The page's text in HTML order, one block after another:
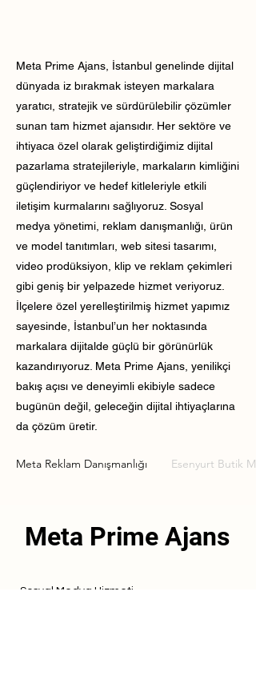
Meta Prime Ajans, İstanbul genelinde dijital
dünyada iz bırakmak isteyen markalara
yaratıcı, stratejik ve sürdürülebilir çözümler
sunan tam hizmet ajansıdır. Her sektöre ve
ihtiyaca özel olarak geliştirdiğimiz dijital
pazarlama stratejileriyle, markaların kimliğini
güçlendiriyor ve hedef kitleleriyle etkili
iletişim kurmalarını sağlıyoruz. Sosyal
medya yönetimi, reklam danışmanlığı, ürün
ve model tanıtımları, web sitesi tasarımı,
video prodüksiyon, klip ve reklam çekimleri
gibi geniş bir yelpazede hizmet veriyoruz.
İlçelere özel yerelleştirilmiş hizmet yapımız
sayesinde, İstanbul’un her noktasında
markalara dijitalde güçlü bir görünürlük
kazandırıyoruz. Meta Prime Ajans, yenilikçi
bakış açısı ve deneyimli ekibiyle sadece
bugünün değil, geleceğin dijital ihtiyaçlarına
da çözüm üretir.
Meta Reklam Danışmanlığı Esenyurt Butik
Meta Prime Ajans
Sosyal Medya Hizmeti